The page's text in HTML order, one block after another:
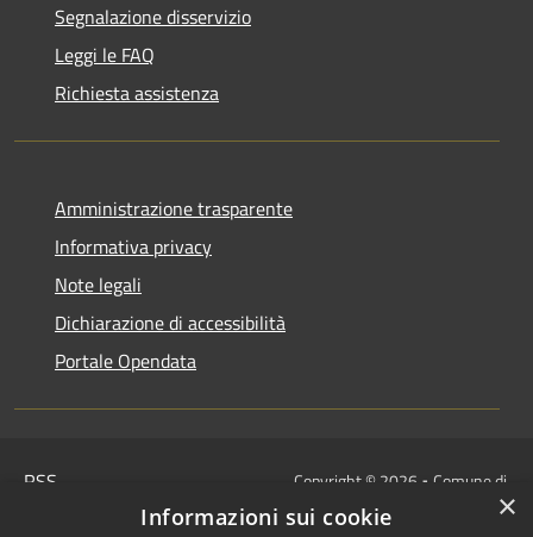
Segnalazione disservizio
Leggi le FAQ
Richiesta assistenza
Amministrazione trasparente
Informativa privacy
Note legali
Dichiarazione di accessibilità
Portale Opendata
RSS
Copyright © 2026 • Comune di
Villongo • Powered by
×
Informazioni sui cookie